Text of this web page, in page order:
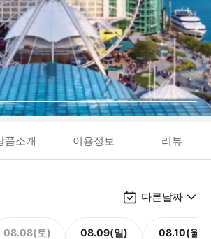
품소개 이용정보 리뷰
다른날짜
08.08(토) 08.09(일) 08.10(월)